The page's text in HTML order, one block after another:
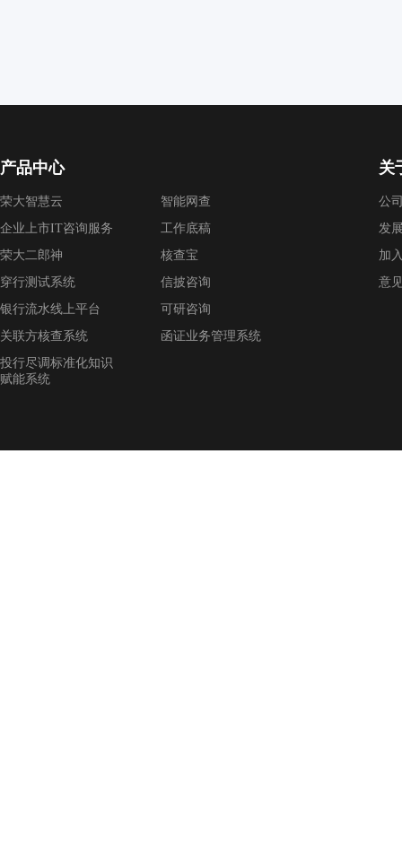
产品中心
荣大智慧云
智能网查
企业上市IT咨询服务
工作底稿
荣大二郎神
核查宝
穿行测试系统
信披咨询
银行流水线上平台
可研咨询
关联方核查系统
函证业务管理系统
投行尽调标准化知识
赋能系统
关
公
发
加
意